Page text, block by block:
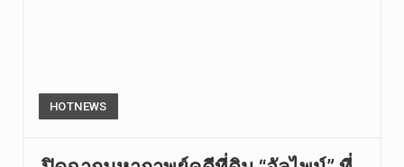
HOTNEWS